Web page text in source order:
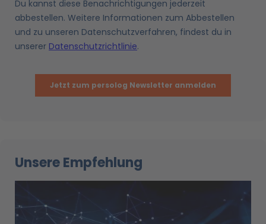
Unsere Empfehlung